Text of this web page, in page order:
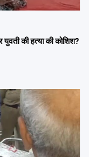
की हत्या की कोशिश?